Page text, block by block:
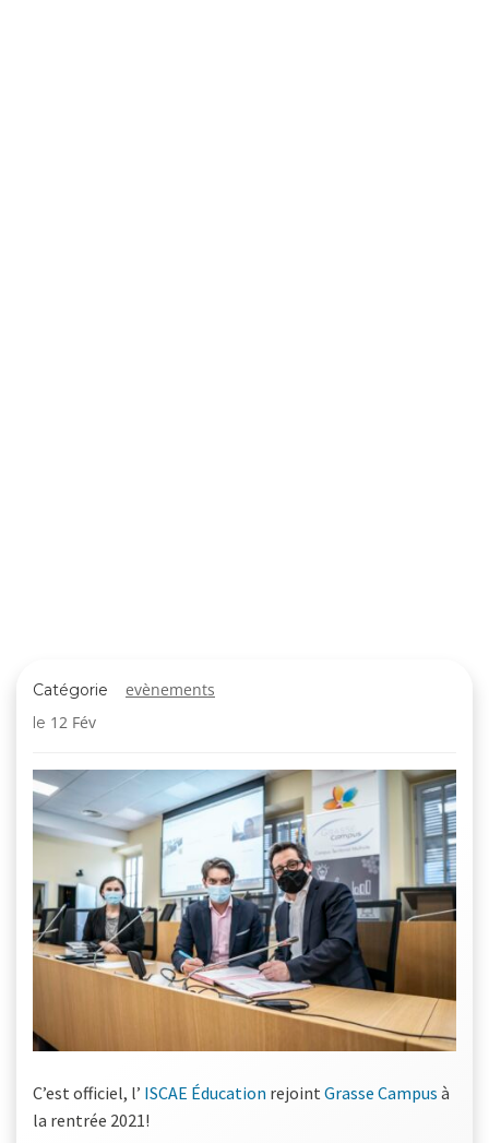
Catégorie evènements
le 12 Fév
C’est officiel, l’ ISCAE Éducation rejoint Grasse Campus à
la rentrée 2021!